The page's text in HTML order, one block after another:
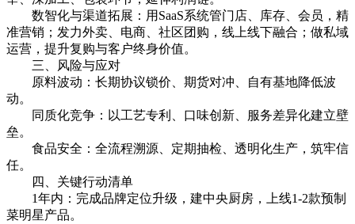
数智化与渠道拓展：用SaaS系统管门店、库存、会员，精
准营销；发力外卖、电商、社区团购，线上线下融合；做私域
运营，提升复购与客户终身价值。
三、风险与应对
原料波动：长期协议锁价、期货对冲、自有基地降低波
动。
同质化竞争：以工艺专利、口味创新、服务差异化建立壁
垒。
食品安全：全流程溯源、定期抽检、透明化生产，筑牢信
任。
四、关键行动清单
1年内：完成品牌定位升级，建中央厨房，上线1-2款预制
菜明星产品。